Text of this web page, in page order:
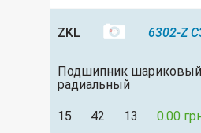
ZKL 6302-Z
Подшипник
радиальный
15 42 13 0.00